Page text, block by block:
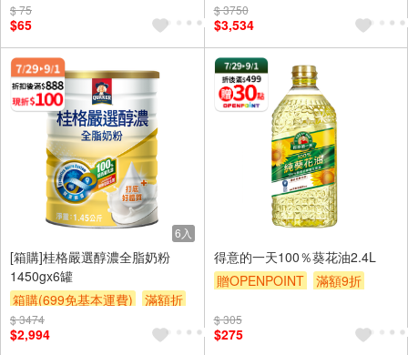
$ 75
$65
贈$200
$ 3750
$3,534
6入
[箱購]桂格嚴選醇濃全脂奶粉
1450gx6罐
箱購(699免基本運費)
滿額折
贈$200
$ 3474
$2,994
得意的一天100％葵花油2.4L
贈OPENPOINT
滿額9折
$ 305
$275